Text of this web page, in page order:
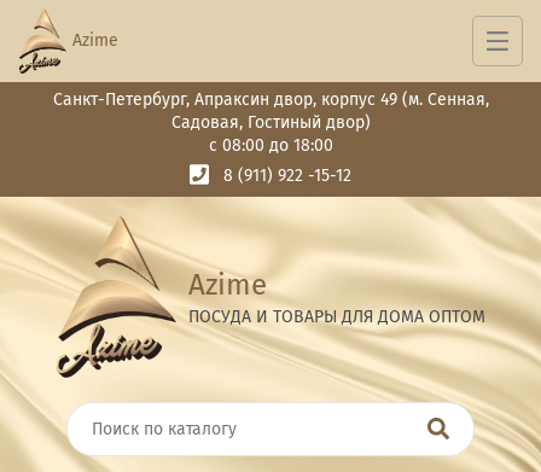
Санкт-Петербург, Апраксин двор, корпус 49 (м. Сенная,
Садовая, Гостиный двор)
с 08:00 до 18:00
8 (911) 922 -15-12
Azime
ПОСУДА И ТОВАРЫ ДЛЯ ДОМА ОПТОМ
Azime